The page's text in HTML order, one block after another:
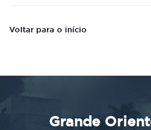
Voltar para o início
Grande